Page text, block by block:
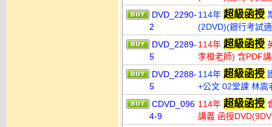
DVD_2290-
2
114年 超級函授
(2DVD)(銀行考試
DVD_2289-
5
114年 超級函授
李橙老師) 含PDF
DVD_2288-
5
114年 超級函授
+公文 02堂課 林嵩
CDVD_096
4-9
114年 超級函授
講義 函授